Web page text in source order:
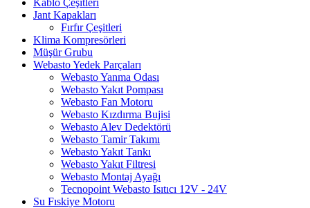
Kablo Çeşitleri
Jant Kapakları
Fırfır Çeşitleri
Klima Kompresörleri
Müşür Grubu
Webasto Yedek Parçaları
Webasto Yanma Odası
Webasto Yakıt Pompası
Webasto Fan Motoru
Webasto Kızdırma Bujisi
Webasto Alev Dedektörü
Webasto Tamir Takımı
Webasto Yakıt Tankı
Webasto Yakıt Filtresi
Webasto Montaj Ayağı
Tecnopoint Webasto Isıtıcı 12V - 24V
Su Fıskiye Motoru